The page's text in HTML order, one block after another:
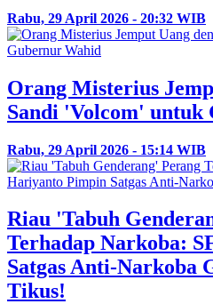
Rabu, 29 April 2026 - 20:32 WIB
Orang Misterius
Sandi 'Volcom' untuk
Rabu, 29 April 2026 - 15:14 WIB
Riau 'Tabuh
Terhadap Narkoba:
Satgas Anti-Narkoba
Tikus!